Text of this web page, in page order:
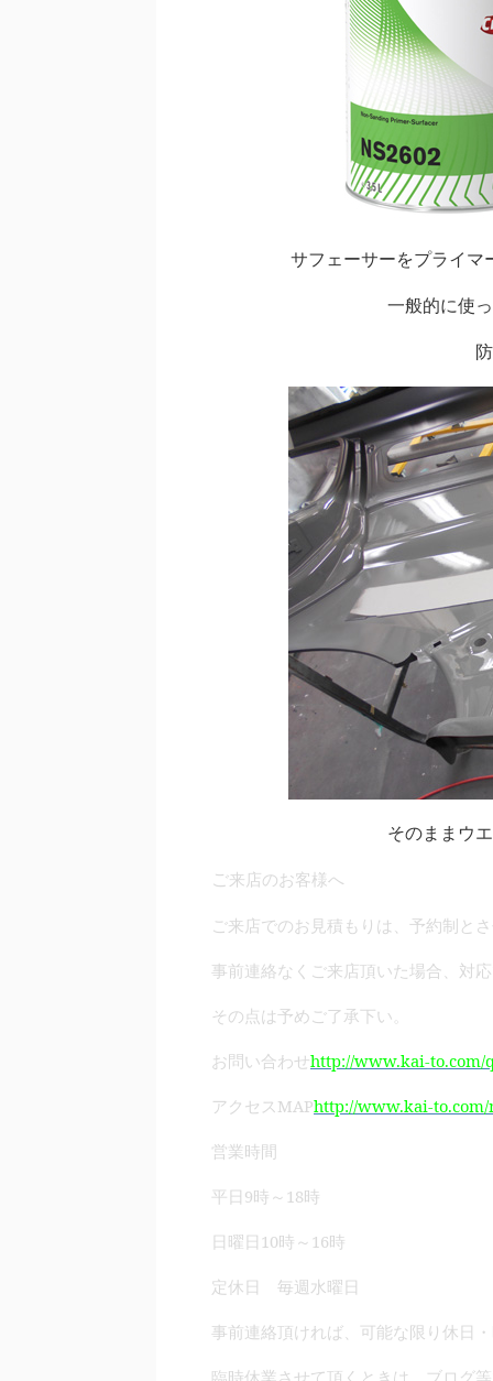
サフェーサーをプライマ
一般的に使
そのままウ
ご来店のお客様へ
ご来店でのお見積もりは、予約制と
事前連絡なくご来店頂いた場合、対
その点は予めご了承下い。
お問い合わせhttp://www.kai-to.com/
アクセスMAPhttp://www.kai-to.com/
営業時間
平日 9時～ 18時
日曜日 10時～ 16時
定休日 毎週水曜日
事前連絡頂ければ、可能な限り休日